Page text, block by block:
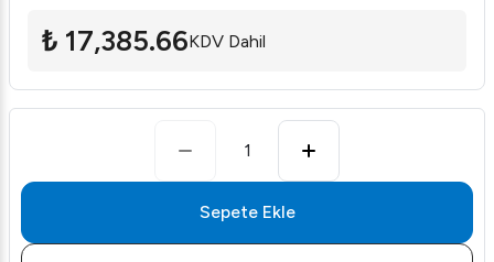
₺ 17,385.66KDV Dahil
1
Sepete Ekle